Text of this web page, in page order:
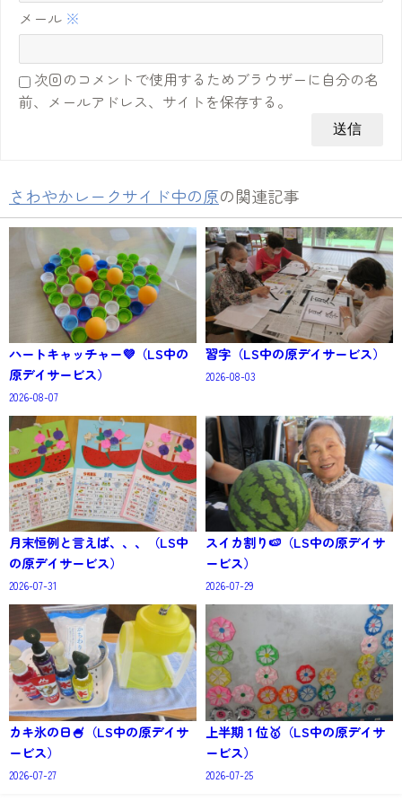
メール ※
次回のコメントで使用するためブラウザーに自分の名
前、メールアドレス、サイトを保存する。
さわやかレークサイド中の原の関連記事
ハートキャッチャー💜（LS中の
原デイサービス）
2026-08-07
習字（LS中の原デイサービス）
2026-08-03
月末恒例と言えば、、、（LS中
の原デイサービス）
2026-07-31
スイカ割り🍉（LS中の原デイサ
ービス）
2026-07-29
カキ氷の日🍧（LS中の原デイサ
ービス）
2026-07-27
上半期１位🥇（LS中の原デイサ
ービス）
2026-07-25